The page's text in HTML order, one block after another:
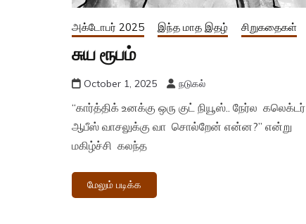
அக்டோபர் 2025 இந்த மாத இதழ் சிறுகதைகள்
சுய ரூபம்
October 1, 2025 நடுகல்
“கார்த்திக் உனக்கு ஒரு குட் நியூஸ்.. நேர்ல கலெக்டர்
ஆபீஸ் வாசலுக்கு வா சொல்றேன் என்ன?” என்று
மகிழ்ச்சி கலந்த
மேலும் படிக்க